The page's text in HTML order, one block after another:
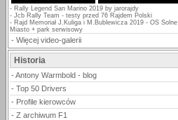
- Rally Legend San Marino 2019 by jarorajdy
- Jcb Rally Team - testy przed 76 Rajdem Polski
- Rajd Memoriał J.Kuliga i M.Bublewicza 2019 - OS Solne
Miasto + park serwisowy
- Więcej video-galerii
Historia
- Antony Warmbold - blog
- Top 50 Drivers
- Profile kierowców
- Z archiwum F1